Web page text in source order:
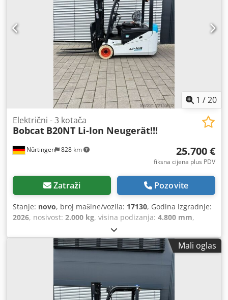
1 /20
Nürtingen 828 km
Električni - 3 kotača
Bobcat B20NT Li-Ion Neugerät!!!
25.700 €
fiksna cijena plus PDV
Zatraži Pozovite
Stanje: novo, broj mašine/vozila: 17130, Godina izgradnje:
2026, nosivost: 2.000 kg, visina podizanja: 4.800 mm,
1.484 mm
vrsta goriva:električni, vrsta jarbola:triplex, građevinska
2.215 mm, napon baterije:51,2 V, duljina vilica:
, dimenzija prednje gume:
200/50-10 non-
16x6-8 non marking
ukupna masa:3.790 kg,
Mali oglas